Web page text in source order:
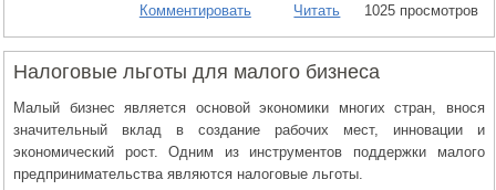
Комментировать Читать 1025 просмотров
Налоговые льготы для малого бизнеса
Малый бизнес является основой экономики многих стран, внося
значительный вклад в создание рабочих мест, инновации и
экономический рост. Одним из инструментов поддержки малого
предпринимательства являются налоговые льготы.